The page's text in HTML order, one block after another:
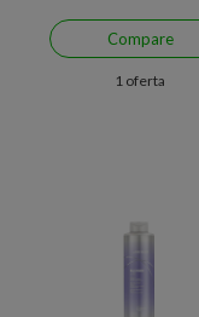
Compare
1 oferta